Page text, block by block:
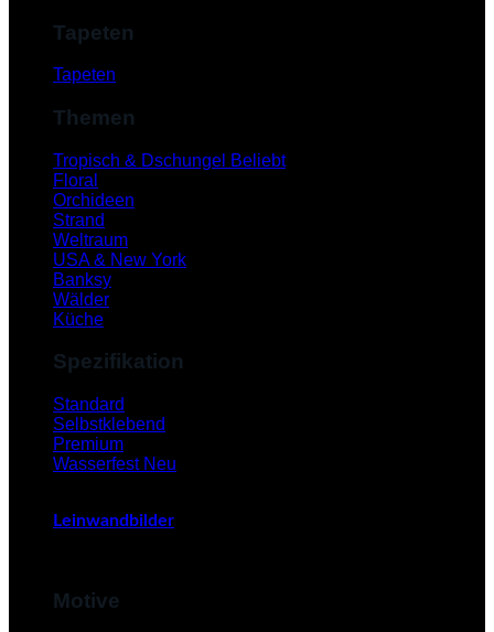
Tapeten
Tapeten
Themen
Tropisch & Dschungel
Floral
Orchideen
Strand
Weltraum
USA & New York
Banksy
Wälder
Küche
Spezifikation
Standard
Selbstklebend
Premium
Wasserfest
Leinwandbilder
Motive